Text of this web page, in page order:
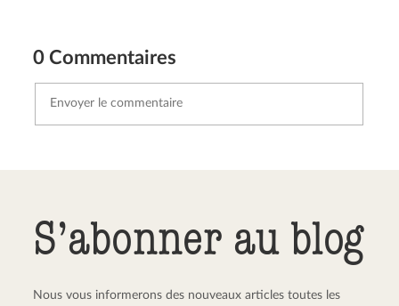
0 Commentaires
S’abonner au blog
Nous vous informerons des nouveaux articles toutes les